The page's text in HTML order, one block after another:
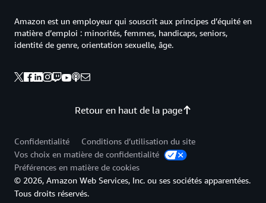
Retour en haut de la page
Amazon est un employeur qui souscrit aux principes d’équité en
matière d’emploi : minorités, femmes, handicaps, seniors,
identité de genre, orientation sexuelle, âge.
Confidentialité
Conditions d’utilisation du site
Vos choix en matière de confidentialité
Préférences en matière de cookies
© 2026, Amazon Web Services, Inc. ou ses sociétés apparentées.
Tous droits réservés.